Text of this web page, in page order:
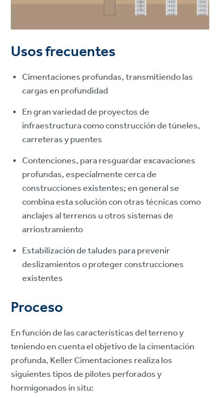
Usos frecuentes
Cimentaciones profundas, transmitiendo las
cargas en profundidad
En gran variedad de proyectos de
infraestructura como construcción de túneles,
carreteras y puentes
Contenciones, para resguardar excavaciones
profundas, especialmente cerca de
construcciones existentes; en general se
combina esta solución con otras técnicas como
anclajes al terrenos u otros sistemas de
arriostramiento
Estabilización de taludes para prevenir
deslizamientos o proteger construcciones
existentes
Proceso
En función de las características del terreno y
teniendo en cuenta el objetivo de la cimentación
profunda, Keller Cimentaciones realiza los
siguientes tipos de pilotes perforados y
hormigonados in situ: